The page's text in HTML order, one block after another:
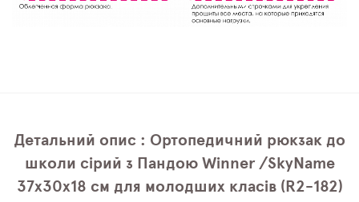
Детальний опис : Ортопедичний рюкзак до
школи сірий з Пандою Winner /SkyName
37х30х18 см для молодших класів (R2-182)